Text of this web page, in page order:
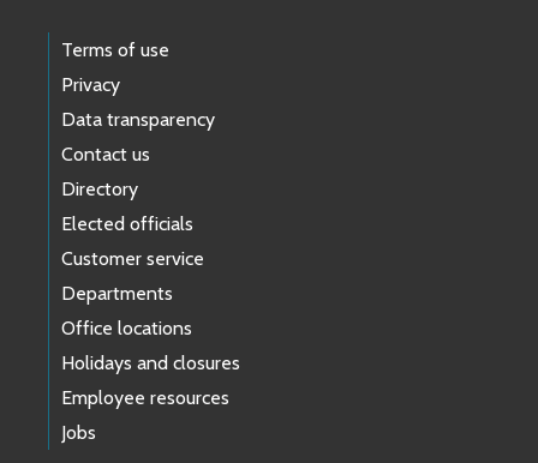
Terms of use
Privacy
Data transparency
Contact us
Directory
Elected officials
Customer service
Departments
Office locations
Holidays and closures
Employee resources
Jobs